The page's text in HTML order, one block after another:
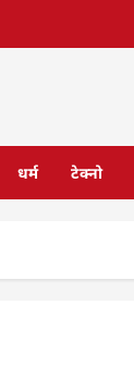
धर्म टेक्नो